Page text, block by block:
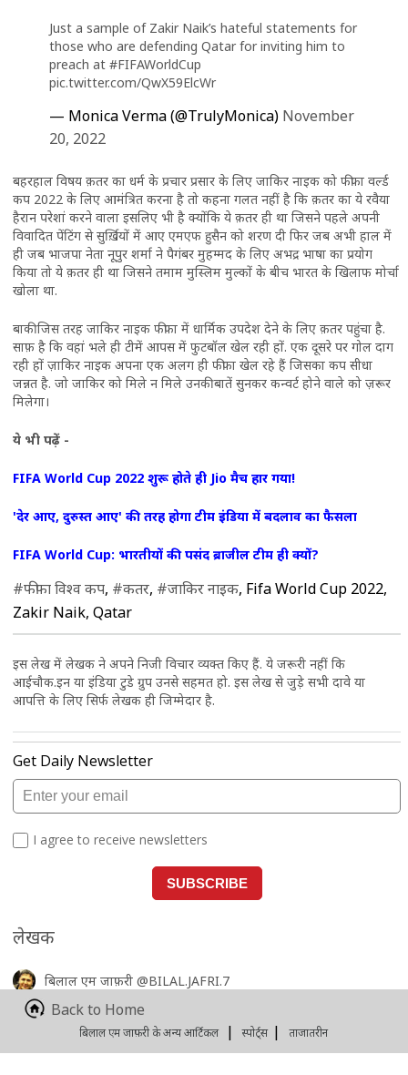
Just a sample of Zakir Naik’s hateful statements for
those who are defending Qatar for inviting him to
preach at #FIFAWorldCup
pic.twitter.com/QwX59ElcWr
— Monica Verma (@TrulyMonica) November
20, 2022
बहरहाल विषय क़तर का धर्म के प्रचार प्रसार के लिए जाकिर नाइक को फीफा वर्ल्ड
कप 2022 के लिए आमंत्रित करना है तो कहना गलत नहीं है कि क़तर का ये रवैया
हैरान परेशां करने वाला इसलिए भी है क्योंकि ये क़तर ही था जिसने पहले अपनी
विवादित पेंटिंग से सुर्ख़ियों में आए एमएफ हुसैन को शरण दी फिर जब अभी हाल में
ही जब भाजपा नेता नूपुर शर्मा ने पैगंबर मुहम्मद के लिए अभद्र भाषा का प्रयोग
किया तो ये क़तर ही था जिसने तमाम मुस्लिम मुल्कों के बीच भारत के खिलाफ मोर्चा
खोला था.
बाकी जिस तरह जाकिर नाइक फीफा में धार्मिक उपदेश देने के लिए क़तर पहुंचा है.
साफ़ है कि वहां भले ही टीमें आपस में फुटबॉल खेल रही हों. एक दूसरे पर गोल दाग
रही हों ज़ाकिर नाइक अपना एक अलग ही फीफा खेल रहे हैं जिसका कप सीधा
जन्नत है. जो जाकिर को मिले न मिले उनकी बातें सुनकर कन्वर्ट होने वाले को ज़रूर
मिलेगा।
ये भी पढ़ें -
FIFA World Cup 2022 शुरू होते ही Jio मैच हार गया!
'देर आए, दुरुस्त आए' की तरह होगा टीम इंडिया में बदलाव का फैसला
FIFA World Cup: भारतीयों की पसंद ब्राजील टीम ही क्यों?
#फीफा विश्व कप, #कतर, #जाकिर नाइक, Fifa World Cup 2022,
Zakir Naik, Qatar
इस लेख में लेखक ने अपने निजी विचार व्यक्त किए हैं. ये जरूरी नहीं कि
आईचौक.इन या इंडिया टुडे ग्रुप उनसे सहमत हो. इस लेख से जुड़े सभी दावे या
आपत्ति के लिए सिर्फ लेखक ही जिम्मेदार है.
लेखक
बिलाल एम जाफ़री @BILAL.JAFRI.7
लेखक इंडिया टुडे डिजिटल में पत्रकार हैं.
iChowk का खास कंटेंट पाने के लिए फेसबुक पर लाइक करें.
Back to Home
बिलाल एम जाफ़री के अन्य आर्टिकल | स्पोर्ट्स | ताजातरीन